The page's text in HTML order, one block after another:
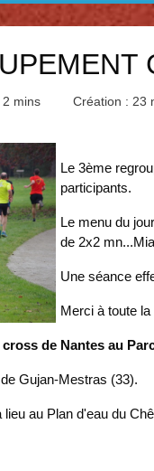
2 mins Création : 23
Le 3ème
participants.
Le menu du
de 2x2
Une séance
Merci à toute
cross de Nantes au
Gujan-Mestras (33).
au Plan d'eau du